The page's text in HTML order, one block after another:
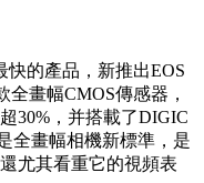
的產品，新推出EOS
全畫幅CMOS傳感器，
30%，并搭載了DIGIC
全畫幅相機新標準，是
尤其看重它的視頻表